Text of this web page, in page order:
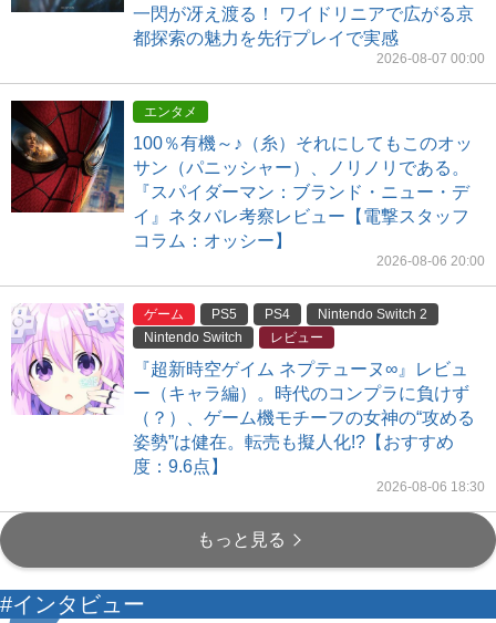
一閃が冴え渡る！ ワイドリニアで広がる京
都探索の魅力を先行プレイで実感
2026-08-07 00:00
エンタメ
100％有機～♪（糸）それにしてもこのオッ
サン（パニッシャー）、ノリノリである。
『スパイダーマン：ブランド・ニュー・デ
イ』ネタバレ考察レビュー【電撃スタッフ
コラム：オッシー】
2026-08-06 20:00
ゲーム PS5 PS4
Nintendo Switch 2
Nintendo Switch
レビュー
『超新時空ゲイム ネプテューヌ∞』レビュ
ー（キャラ編）。時代のコンプラに負けず
（？）、ゲーム機モチーフの女神の“攻める
姿勢”は健在。転売も擬人化!?【おすすめ
度：9.6点】
2026-08-06 18:30
もっと見る
#インタビュー